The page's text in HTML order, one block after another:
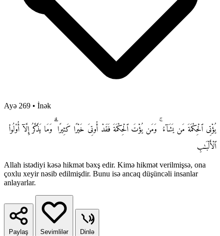
Ayə 269 • İnək
يُؤْتِى ٱلْحِكْمَةَ مَن يَشَآءُ ۚ وَمَن يُؤْتَ ٱلْحِكْمَةَ فَقَدْ أُوتِىَ خَيْرًا كَثِيرًا ۗ وَمَا يَذَّكَّرُ إِلَّآ أُو۟لُوا۟
ٱلْأَلْبَـٰبِ
Allah istədiyi kəsə hikmət bəxş edir. Kimə hikmət verilmişsə, ona
çoxlu xeyir nəsib edilmişdir. Bunu isə ancaq düşüncəli insanlar
anlayarlar.
Paylaş Sevimlilər Dinlə